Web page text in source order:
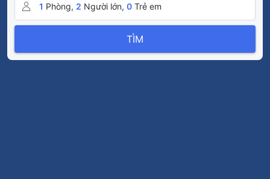
1 Phòng, 2 Người lớn, 0 Trẻ em
TÌM